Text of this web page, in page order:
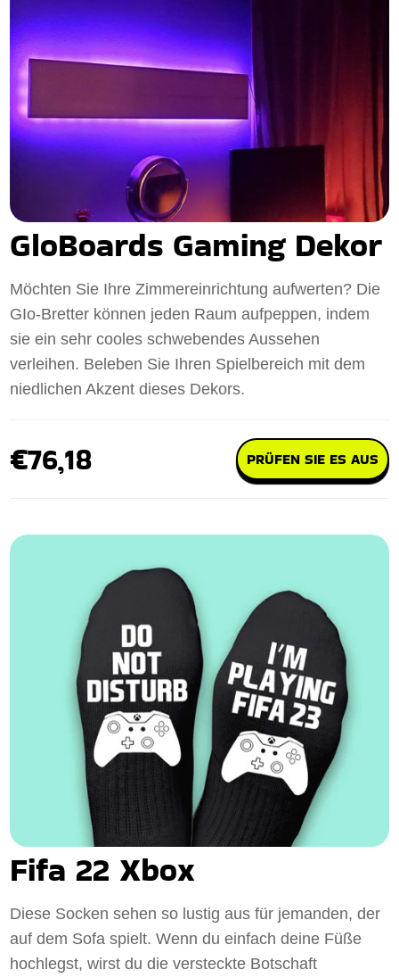
GloBoards Gaming Dekor
Möchten Sie Ihre Zimmereinrichtung aufwerten? Die
GIo-Bretter können jeden Raum aufpeppen, indem
sie ein sehr cooles schwebendes Aussehen
verleihen. Beleben Sie Ihren Spielbereich mit dem
niedlichen Akzent dieses Dekors.
€76,18 PRÜFEN SIE ES AUS
Fifa 22 Xbox
Diese Socken sehen so lustig aus für jemanden, der
auf dem Sofa spielt. Wenn du einfach deine Füße
hochlegst, wirst du die versteckte Botschaft